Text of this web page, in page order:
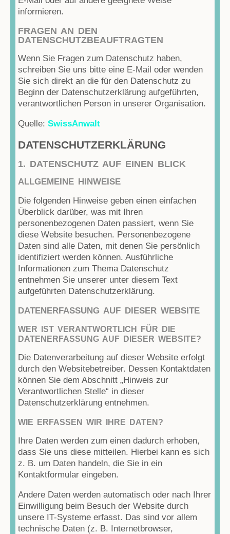
informieren.
FRAGEN AN DEN
DATENSCHUTZBEAUFTRAGTEN
Wenn Sie Fragen zum Datenschutz haben,
schreiben Sie uns bitte eine E-Mail oder wenden
Sie sich direkt an die für den Datenschutz zu
Beginn der Datenschutzerklärung aufgeführten,
verantwortlichen Person in unserer Organisation.
Quelle: SwissAnwalt
DATENSCHUTZ­ERKLÄRUNG
1. DATENSCHUTZ AUF EINEN BLICK
ALLGEMEINE HINWEISE
Die folgenden Hinweise geben einen einfachen
Überblick darüber, was mit Ihren
personenbezogenen Daten passiert, wenn Sie
diese Website besuchen. Personenbezogene
Daten sind alle Daten, mit denen Sie persönlich
identifiziert werden können. Ausführliche
Informationen zum Thema Datenschutz
entnehmen Sie unserer unter diesem Text
aufgeführten Datenschutzerklärung.
DATENERFASSUNG AUF DIESER WEBSITE
WER IST VERANTWORTLICH FÜR DIE
DATENERFASSUNG AUF DIESER WEBSITE?
Die Datenverarbeitung auf dieser Website erfolgt
durch den Websitebetreiber. Dessen Kontaktdaten
können Sie dem Abschnitt „Hinweis zur
Verantwortlichen Stelle“ in dieser
Datenschutzerklärung entnehmen.
WIE ERFASSEN WIR IHRE DATEN?
Ihre Daten werden zum einen dadurch erhoben,
dass Sie uns diese mitteilen. Hierbei kann es sich
z. B. um Daten handeln, die Sie in ein
Kontaktformular eingeben.
Andere Daten werden automatisch oder nach Ihrer
Einwilligung beim Besuch der Website durch
unsere IT-Systeme erfasst. Das sind vor allem
technische Daten (z. B. Internetbrowser,